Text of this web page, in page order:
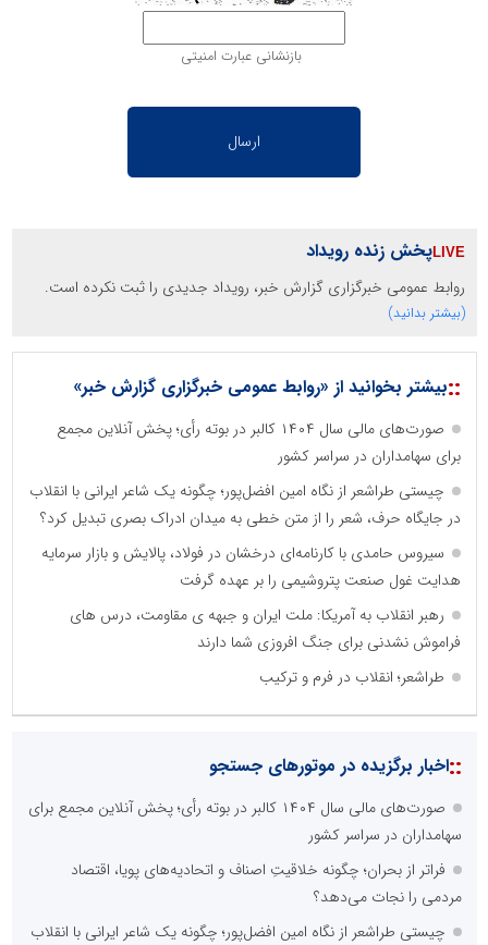
بازنشانی عبارت امنیتی
پخش زنده رویداد
روابط عمومی خبرگزاری گزارش خبر، رویداد جدیدی را ثبت نکرده است.
(بیشتر بدانید)
::بیشتر بخوانید از «روابط عمومی خبرگزاری گزارش خبر»
صورت‌های مالی سال ۱۴۰۴ کالبر در بوته رأی؛ پخش آنلاین مجمع
برای سهامداران در سراسر کشور
چیستی طراشعر از نگاه امین افضل‌پور؛ چگونه یک شاعر ایرانی با انقلاب
در جایگاه حرف، شعر را از متن خطی به میدان ادراک بصری تبدیل کرد؟
سیروس حامدی با کارنامه‌ای درخشان در فولاد، پالایش و بازار سرمایه
هدایت غول صنعت پتروشیمی را بر عهده گرفت
رهبر انقلاب به آمریکا: ملت ایران و جبهه ی مقاومت، درس های
فراموش نشدنی برای جنگ افروزی شما دارند
طراشعر؛ انقلاب در فرم و ترکیب
::اخبار برگزیده در موتورهای جستجو
صورت‌های مالی سال ۱۴۰۴ کالبر در بوته رأی؛ پخش آنلاین مجمع برای
سهامداران در سراسر کشور
فراتر از بحران؛ چگونه خلاقیتِ اصناف و اتحادیه‌های پویا، اقتصاد
مردمی را نجات می‌دهد؟
چیستی طراشعر از نگاه امین افضل‌پور؛ چگونه یک شاعر ایرانی با انقلاب